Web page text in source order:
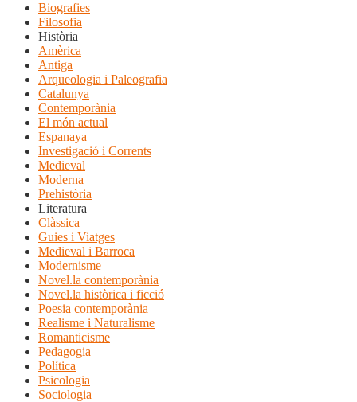
Biografies
Filosofia
Història
Amèrica
Antiga
Arqueologia i Paleografia
Catalunya
Contemporània
El món actual
Espanaya
Investigació i Corrents
Medieval
Moderna
Prehistòria
Literatura
Clàssica
Guies i Viatges
Medieval i Barroca
Modernisme
Novel.la contemporània
Novel.la històrica i ficció
Poesia contemporània
Realisme i Naturalisme
Romanticisme
Pedagogia
Política
Psicologia
Sociologia